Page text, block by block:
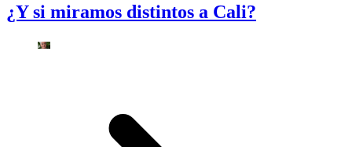
¿Y si miramos distintos a Cali?